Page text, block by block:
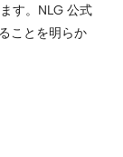
す。NLG 公式
ことを明らか